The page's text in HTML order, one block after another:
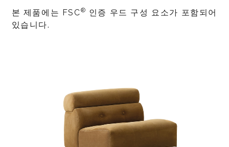
본 제품에는 FSC®
인증 우드 구성 요소가 포함되어
있습니다.